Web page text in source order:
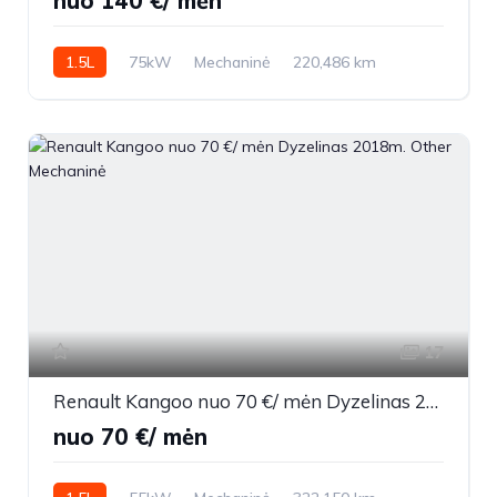
1.5L 75kW Mechaninė
220,486 km
17
Renault Kangoo nuo 70 €/ mėn Dyzelinas 2018m. Other Mechaninė
nuo 70 €/ mėn